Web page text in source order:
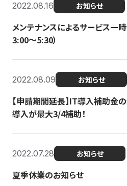
2022.08.16 お知らせ
メンテナンスによるサービス一
3:00〜5:30）
2022.08.09 お知らせ
【申請期間延長】IT導入補助金
導入が最大3/4補助！
2022.07.28 お知らせ
夏季休業のお知らせ